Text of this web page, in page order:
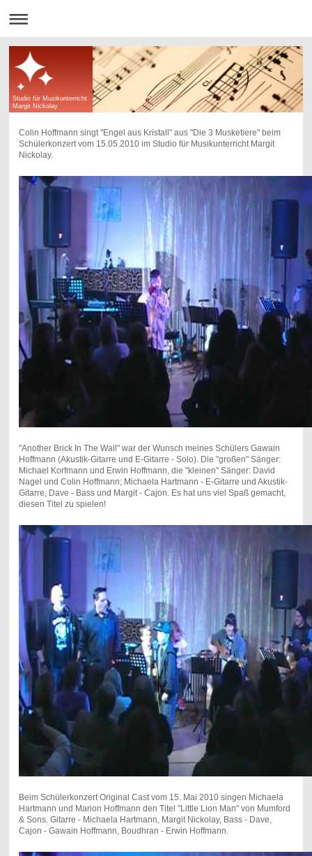
Studio für Musikunterricht
Margit Nickolay
Colin Hoffmann singt "Engel aus Kristall" aus "Die 3 Musketiere" beim
Schülerkonzert vom 15.05.2010 im Studio für Musikunterricht Margit
Nickolay.
"Another Brick In The Wall" war der Wunsch meines Schülers Gawain
Hoffmann (Akustik-Gitarre und E-Gitarre - Solo). Die "großen" Sänger:
Michael Korfmann und Erwin Hoffmann, die "kleinen" Sänger: David
Nagel und Colin Hoffmann; Michaela Hartmann - E-Gitarre und Akustik-
Gitarre, Dave - Bass und Margit - Cajon. Es hat uns viel Spaß gemacht,
diesen Titel zu spielen!
Beim Schülerkonzert Original Cast vom 15. Mai 2010 singen Michaela
Hartmann und Marion Hoffmann den Titel "Little Lion Man" von Mumford
& Sons. Gitarre - Michaela Hartmann, Margit Nickolay, Bass - Dave,
Cajon - Gawain Hoffmann, Boudhran - Erwin Hoffmann.